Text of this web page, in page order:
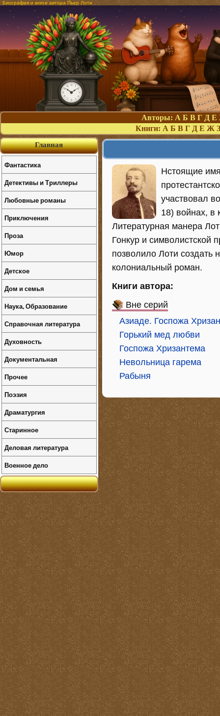
Биография и книги автора Пьер Лоти
Авторы: А Б В Г Д Е
Книги: А Б В Г Д Е Ж З
Нстоящие
участвовал
18) войнах, в
Литературная манера
Гонкур и символистской
позволило Лоти создать
колониальный роман.
Книги автора:
Вне серий
Азиаде. Госпожа
Горький мед любви
Госпожа Хризантема
Невольница гарема
Рабыня
Главная
Фантастика
Детективы и Триллеры
Любовные романы
Приключения
Проза
Юмор
Детское
Дом и семья
Наука, Образование
Справочная литература
Духовность
Документальная
Прочее
Поэзия
Драматургия
Старинное
Деловая литература
Военное дело